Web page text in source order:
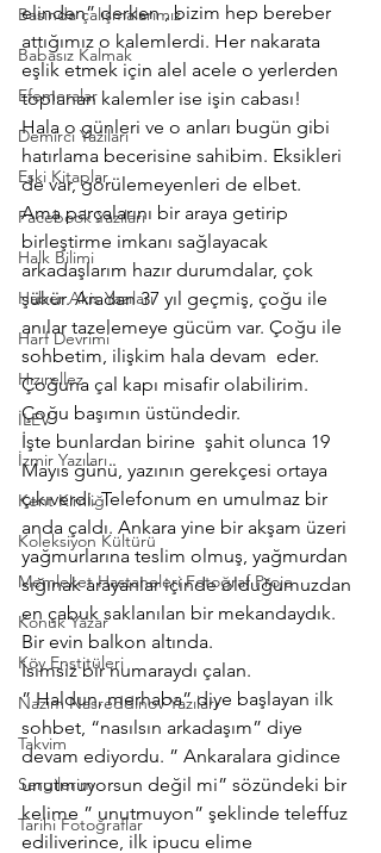
Basında çalışmalarımız
Babasız Kalmak
Efemeralar
Demirci Yazıları
Eski Kitaplar
Facebook Yazıları
Halk Bilimi
Haber Akis Yazıları
Harf Devrimi
Hızırellez
İLEV
İzmir Yazıları
Kent Kimliği
Koleksiyon Kültürü
Memleket Hastaneleri Fotoğraf Proje
Konuk Yazar
Köy Enstitüleri
Nazim Nasreddinov Yazıları
Takvim
Sergilerim
Tarihi Fotoğraflar
elinden” derken , bizim hep bereber
attığımız o kalemlerdi. Her nakarata
eşlik etmek için alel acele o yerlerden
toplanan kalemler ise işin cabası!
Hala o günleri ve o anları bugün gibi
hatırlama becerisine sahibim. Eksikleri
de var, görülemeyenleri de elbet.
Ama parçalarını bir araya getirip
birleştirme imkanı sağlayacak
arkadaşlarım hazır durumdalar, çok
şükür. Aradan 37 yıl geçmiş, çoğu ile
anılar tazelemeye gücüm var. Çoğu ile
sohbetim, ilişkim hala devam  eder.
Çoğuna çal kapı misafir olabilirim.
Çoğu başımın üstündedir.
İşte bunlardan birine  şahit olunca 19
Mayıs günü, yazının gerekçesi ortaya
çıkıverdi. Telefonum en umulmaz bir
anda çaldı. Ankara yine bir akşam üzeri
yağmurlarına teslim olmuş, yağmurdan
sığınak arayanlar içinde olduğumuzdan
en çabuk saklanılan bir mekandaydık.
Bir evin balkon altında.
İsimsiz bir numaraydı çalan.
” Haldun, merhaba” diye başlayan ilk
sohbet, “nasılsın arkadaşım” diye
devam ediyordu. ” Ankaralara gidince
unutmuyorsun değil mi” sözündeki bir
kelime ” unutmuyon” şeklinde teleffuz
ediliverince, ilk ipucu elime